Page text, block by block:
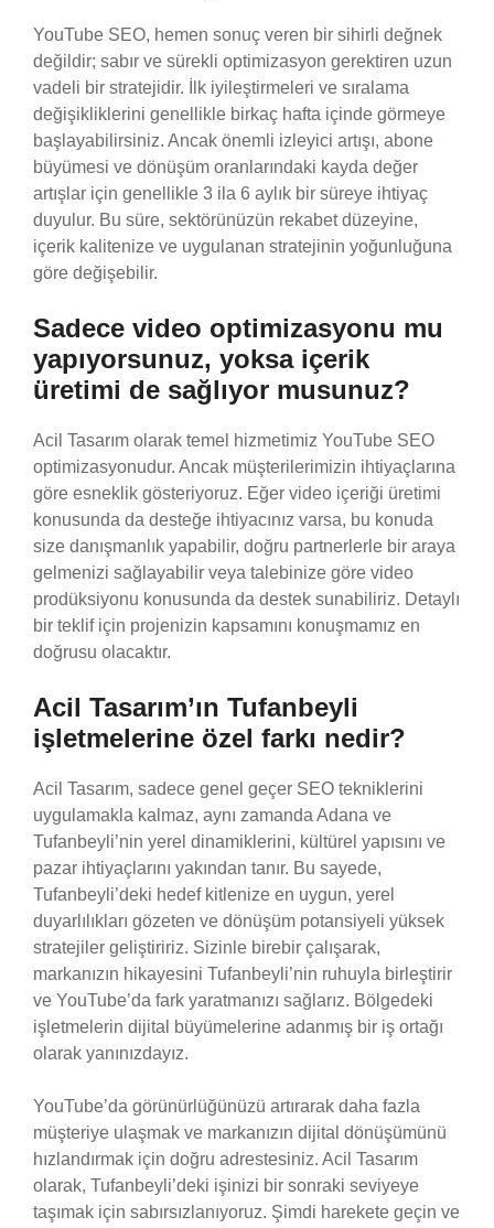
YouTube SEO, hemen sonuç veren bir sihirli değnek
değildir; sabır ve sürekli optimizasyon gerektiren uzun
vadeli bir stratejidir. İlk iyileştirmeleri ve sıralama
değişikliklerini genellikle birkaç hafta içinde görmeye
başlayabilirsiniz. Ancak önemli izleyici artışı, abone
büyümesi ve dönüşüm oranlarındaki kayda değer
artışlar için genellikle 3 ila 6 aylık bir süreye ihtiyaç
duyulur. Bu süre, sektörünüzün rekabet düzeyine,
içerik kalitenize ve uygulanan stratejinin yoğunluğuna
göre değişebilir.
Sadece video optimizasyonu mu
yapıyorsunuz, yoksa içerik
üretimi de sağlıyor musunuz?
Acil Tasarım olarak temel hizmetimiz YouTube SEO
optimizasyonudur. Ancak müşterilerimizin ihtiyaçlarına
göre esneklik gösteriyoruz. Eğer video içeriği üretimi
konusunda da desteğe ihtiyacınız varsa, bu konuda
size danışmanlık yapabilir, doğru partnerlerle bir araya
gelmenizi sağlayabilir veya talebinize göre video
prodüksiyonu konusunda da destek sunabiliriz. Detaylı
bir teklif için projenizin kapsamını konuşmamız en
doğrusu olacaktır.
Acil Tasarım’ın Tufanbeyli
işletmelerine özel farkı nedir?
Acil Tasarım, sadece genel geçer SEO tekniklerini
uygulamakla kalmaz, aynı zamanda Adana ve
Tufanbeyli’nin yerel dinamiklerini, kültürel yapısını ve
pazar ihtiyaçlarını yakından tanır. Bu sayede,
Tufanbeyli’deki hedef kitlenize en uygun, yerel
duyarlılıkları gözeten ve dönüşüm potansiyeli yüksek
stratejiler geliştiririz. Sizinle birebir çalışarak,
markanızın hikayesini Tufanbeyli’nin ruhuyla birleştirir
ve YouTube’da fark yaratmanızı sağlarız. Bölgedeki
işletmelerin dijital büyümelerine adanmış bir iş ortağı
olarak yanınızdayız.
YouTube’da görünürlüğünüzü artırarak daha fazla
müşteriye ulaşmak ve markanızın dijital dönüşümünü
hızlandırmak için doğru adrestesiniz. Acil Tasarım
olarak, Tufanbeyli’deki işinizi bir sonraki seviyeye
taşımak için sabırsızlanıyoruz. Şimdi harekete geçin ve